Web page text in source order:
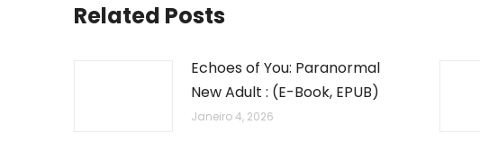
Related Posts
Echoes of You: Paranormal
New Adult : (E-Book, EPUB)
Janeiro 4, 2026